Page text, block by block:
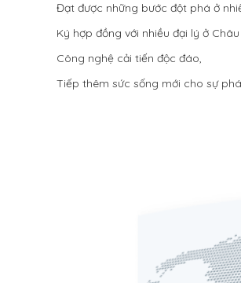
Đạt được những bước đột phá ở
Ký hợp đồng với nhiều đại lý ở Châu
Công nghệ cải tiến độc đáo,
Tiếp thêm sức sống mới cho sự